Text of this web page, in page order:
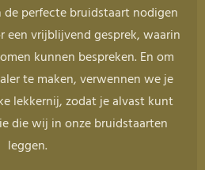
perfecte bruidstaart nodigen
vrijblijvend gesprek, waarin
kunnen bespreken. En om
te maken, verwennen we je
lekkernij, zodat je alvast kunt
die wij in onze bruidstaarten
leggen.